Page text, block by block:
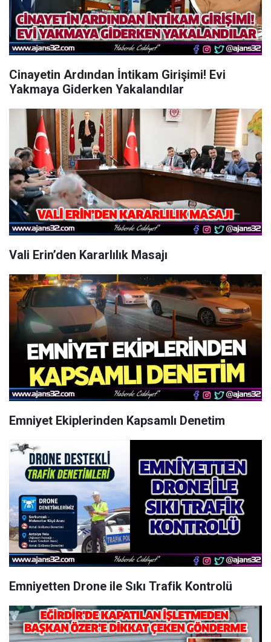
Cinayetin Ardından İntikam Girişimi! Evi
Yakmaya Giderken Yakalandılar
Vali Erin’den Kararlılık Masajı
Emniyet Ekiplerinden Kapsamlı Denetim
Emniyetten Drone ile Sıkı Trafik Kontrolü